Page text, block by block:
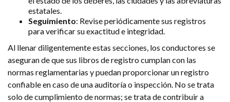
estatales.
Seguimiento: Revise periódicamente sus registros
para verificar su exactitud e integridad.
Al llenar diligentemente estas secciones, los conductores se
aseguran de que sus libros de registro cumplan con las
normas reglamentarias y puedan proporcionar un registro
confiable en caso de una auditoría o inspección. No se trata
solo de cumplimiento de normas; se trata de contribuir a